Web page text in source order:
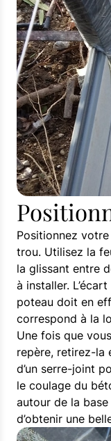
Positionnez
trou. Utilisez la
la glissant entre
à installer.
poteau doit en
correspond à la
Une fois que
repère, retirez-la
d’un serre-joint
le coulage du
autour de la
d’obtenir une